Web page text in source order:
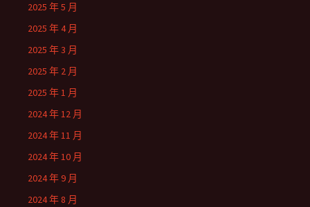
2025 年 5 月
2025 年 4 月
2025 年 3 月
2025 年 2 月
2025 年 1 月
2024 年 12 月
2024 年 11 月
2024 年 10 月
2024 年 9 月
2024 年 8 月